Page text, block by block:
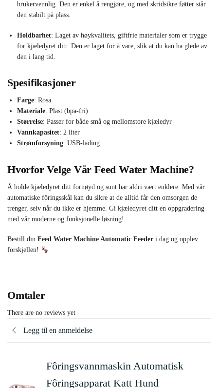
brukervennlig. Den er enkel å rengjøre, og med skridsikre føtter står
den stabilt på plass.
Holdbarhet: Laget av høykvalitets, giftfrie materialer som er trygge
for kjæledyret ditt. Den er laget for å vare, slik at du kan ha glede av
den i lang tid.
Spesifikasjoner
Farge: Rosa
Materiale: Plast (bpa-fri)
Størrelse: Passer for både små og mellomstore kjæledyr
Vannkapasitet: 2 liter
Strømforsyning: USB-lading
Hvorfor Velge Vår Feed Water Machine?
Å holde kjæledyret ditt fornøyd og sunt har aldri vært enklere. Med vår
automatiske fôringsskål kan du sikre at de alltid får den omsorgen de
trenger, selv når du ikke er hjemme. Gi kjæledyret ditt en oppgradering
med vår moderne og funksjonelle løsning!
Bestill din Feed Water Machine Automatic Feeder i dag og opplev
forskjellen!
Omtaler
There are no reviews yet
Legg til en anmeldelse
Fôringsvannmaskin Automatisk
Fôringsapparat Katt Hund